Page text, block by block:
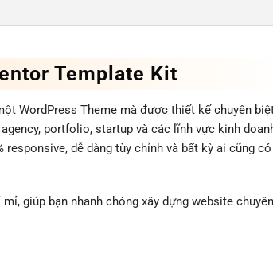
Template Kit
WordPress Theme mà được thiết kế chuyên
portfolio, startup và các lĩnh vực kinh
dễ dàng tùy chỉnh và bất kỳ ai cũng
giúp bạn nhanh chóng xây dựng website chuyên